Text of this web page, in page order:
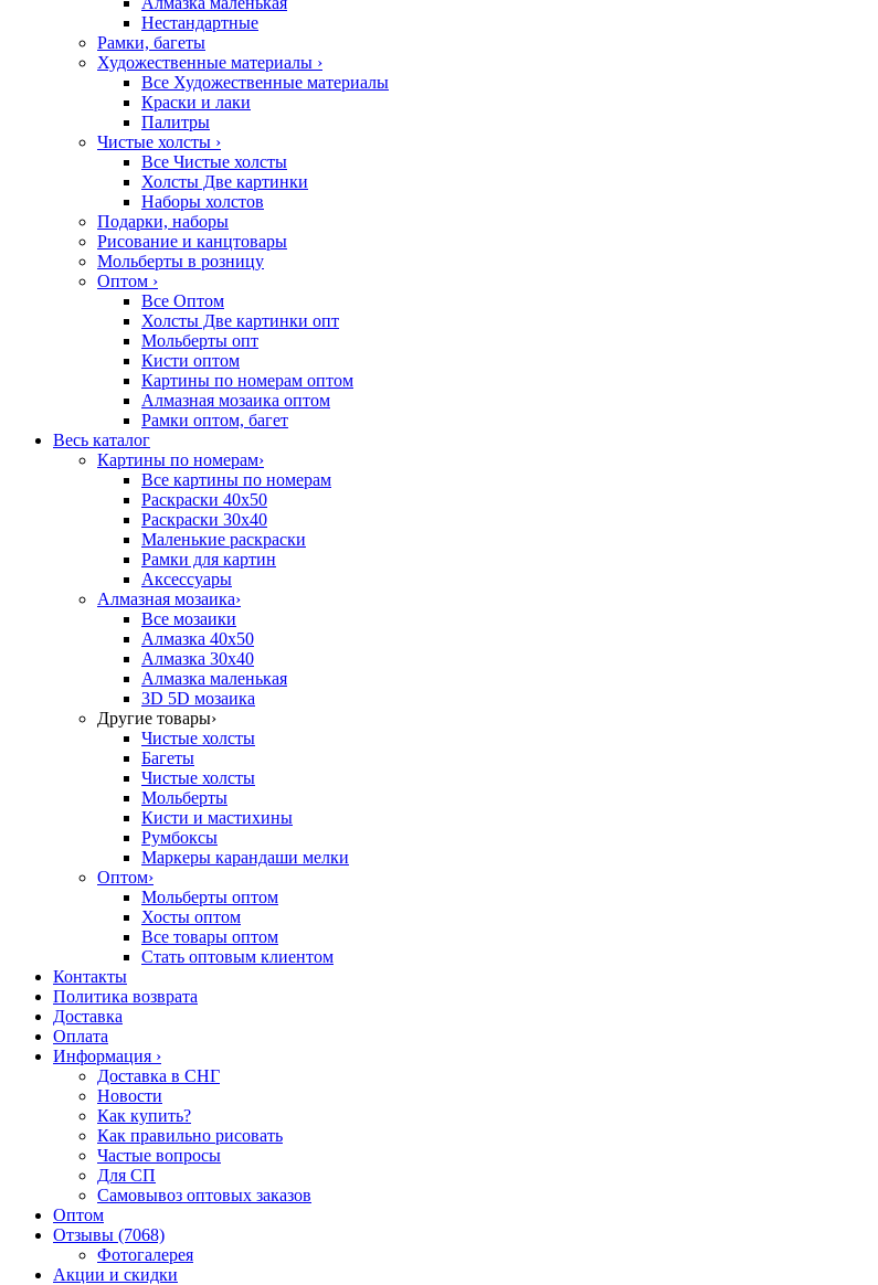
Нестандартные
Рамки, багеты
Художественные материалы ›
Все Художественные материалы
Краски и лаки
Палитры
Чистые холсты ›
Все Чистые холсты
Холсты Две картинки
Наборы холстов
Подарки, наборы
Рисование и канцтовары
Мольберты в розницу
Оптом ›
Все Оптом
Холсты Две картинки опт
Мольберты опт
Кисти оптом
Картины по номерам оптом
Алмазная мозаика оптом
Рамки оптом, багет
Весь каталог
Картины по номерам›
Все картины по номерам
Раскраски 40х50
Раскраски 30х40
Маленькие раскраски
Рамки для картин
Аксессуары
Алмазная мозаика›
Все мозаики
Алмазка 40х50
Алмазка 30х40
Алмазка маленькая
3D 5D мозаика
Другие товары›
Чистые холсты
Багеты
Чистые холсты
Мольберты
Кисти и мастихины
Румбоксы
Маркеры карандаши мелки
Оптом›
Мольберты оптом
Хосты оптом
Все товары оптом
Стать оптовым клиентом
Контакты
Политика возврата
Доставка
Оплата
Информация ›
Доставка в СНГ
Новости
Как купить?
Как правильно рисовать
Частые вопросы
Для СП
Самовывоз оптовых заказов
Оптом
Отзывы (7068)
Фотогалерея
Акции и скидки